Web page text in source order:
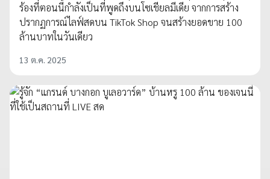
ร้องที่ตอนนี้กำลังเป็นที่พูดถึงบนโซเชียลมีเดีย จากการสร้าง
ปรากฏการณ์ไลฟ์สดบน TikTok Shop จนสร้างยอดขาย 100
ล้านบาทในวันเดียว
13 ต.ค. 2025